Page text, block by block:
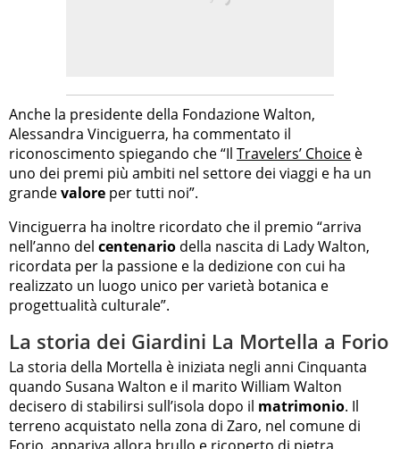
Anche la presidente della Fondazione Walton,
Alessandra Vinciguerra, ha commentato il
riconoscimento spiegando che “Il Travelers’ Choice è
uno dei premi più ambiti nel settore dei viaggi e ha un
grandevalore per tutti noi”.
Vinciguerra ha inoltre ricordato che il premio “arriva
nell’anno del centenario della nascita di Lady Walton,
ricordata per la passione e la dedizione con cui ha
realizzato un luogo unico per varietà botanica e
progettualità culturale”.
La storia dei Giardini La Mortella a Forio
La storia della Mortella è iniziata negli anni Cinquanta
quando Susana Walton e il marito William Walton
decisero di stabilirsi sull’isola dopo il matrimonio. Il
terreno acquistato nella zona di Zaro, nel comune di